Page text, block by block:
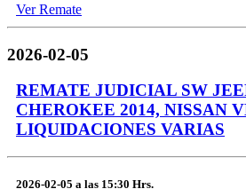
Ver Remate
2026-02-05
REMATE JUDICIAL SW
CHEROKEE 2014, NISSAN
LIQUIDACIONES VARIAS
2026-02-05 a las 15:30 Hrs.